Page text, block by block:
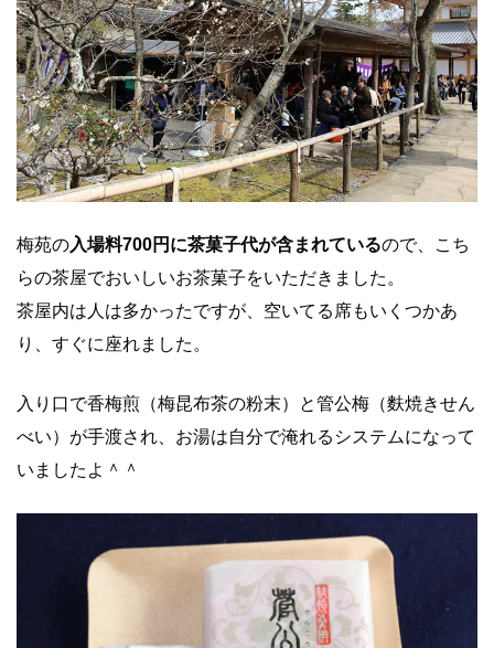
梅苑の入場料700円に茶菓子代が含まれているので、こち
らの茶屋でおいしいお茶菓子をいただきました。
茶屋内は人は多かったですが、空いてる席もいくつかあ
り、すぐに座れました。
入り口で香梅煎（梅昆布茶の粉末）と管公梅（麩焼きせん
べい）が手渡され、お湯は自分で淹れるシステムになって
いましたよ＾＾